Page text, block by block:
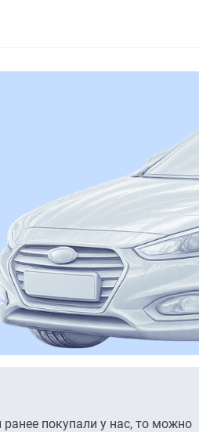
ранее покупали у нас, то можно